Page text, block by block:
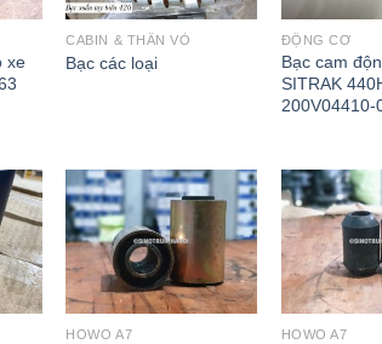
xe
CABIN & THÂN VỎ
Bạc các loại
ĐỘNG CƠ
Bạc cam
SITRAK
200V04410-
HOWO A7 HOWO A7